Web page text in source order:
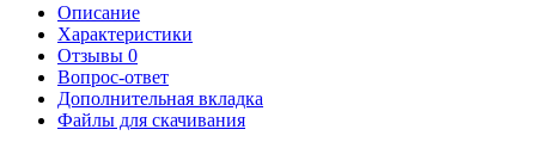
Описание
Характеристики
Отзывы 0
Вопрос-ответ
Дополнительная вкладка
Файлы для скачивания